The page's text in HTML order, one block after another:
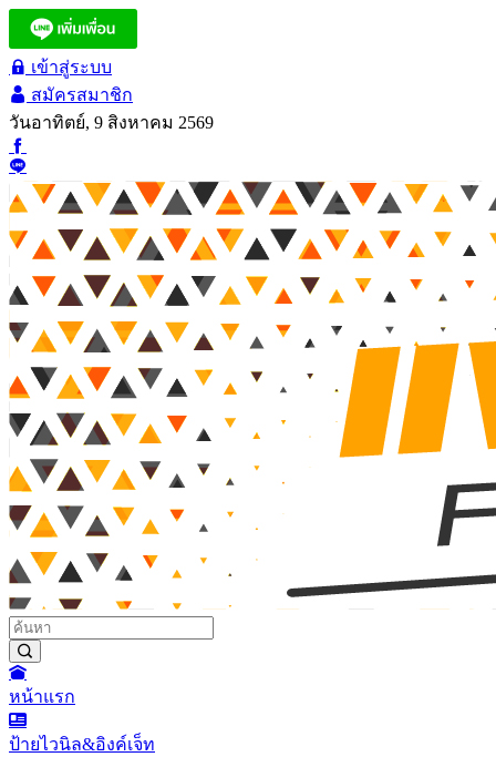
เข้าสู่ระบบ
สมัครสมาชิก
วันอาทิตย์, 9 สิงหาคม 2569
หน้าแรก
ป้ายไวนิล&อิงค์เจ็ท